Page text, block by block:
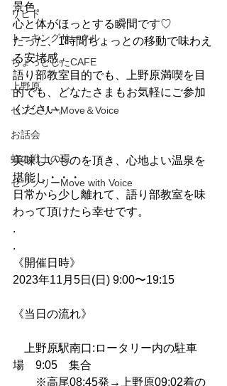
リヒト
トーキングサークル
ちょっとしたCAFE
上野原
センソリーMove＆Voice
お話会
虹の戦士の環
センソリーMove with Voice
景色。
心と体がほっとする瞬間です♡
たった、1時間ちょっとの移動で味わえ
る安堵感。
語り部教室目的でも、上野原満喫を目
的でも、どなたさまもお気軽にご参加
ください。
美味しいものを頂き、心地よい温泉を
堪能し・・・
日常から少し離れて、語り部教室を味
わって頂けたら幸せです。
.
.
《開催日時》
2023年11月5日(日) 9:00〜19:15
《当日の流れ》
上野原駅南口:ロータリー内の駐車
場　9:05　集合
※高尾08:45発→上野原09:02着の